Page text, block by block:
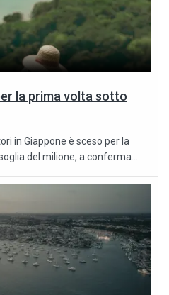
la prima volta sotto
in Giappone è sceso per la
del milione, a conferma...